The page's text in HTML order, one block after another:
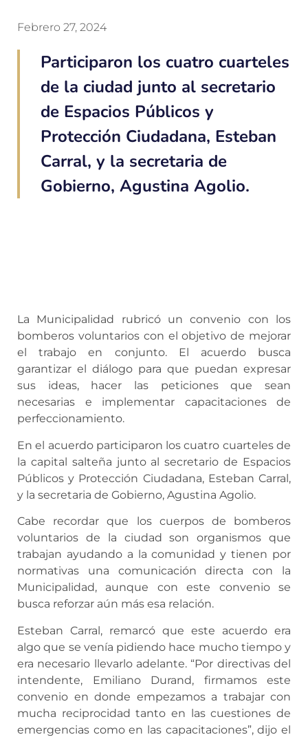
Febrero 27, 2024
Participaron los cuatro cuarteles
de la ciudad junto al secretario
de Espacios Públicos y
Protección Ciudadana, Esteban
Carral, y la secretaria de
Gobierno, Agustina Agolio.
La Municipalidad rubricó un convenio con los
bomberos voluntarios con el objetivo de mejorar
el trabajo en conjunto. El acuerdo busca
garantizar el diálogo para que puedan expresar
sus ideas, hacer las peticiones que sean
necesarias e implementar capacitaciones de
perfeccionamiento.
En el acuerdo participaron los cuatro cuarteles de
la capital salteña junto al secretario de Espacios
Públicos y Protección Ciudadana, Esteban Carral,
y la secretaria de Gobierno, Agustina Agolio.
Cabe recordar que los cuerpos de bomberos
voluntarios de la ciudad son organismos que
trabajan ayudando a la comunidad y tienen por
normativas una comunicación directa con la
Municipalidad, aunque con este convenio se
busca reforzar aún más esa relación.
Esteban Carral, remarcó que este acuerdo era
algo que se venía pidiendo hace mucho tiempo y
era necesario llevarlo adelante. “Por directivas del
intendente, Emiliano Durand, firmamos este
convenio en donde empezamos a trabajar con
mucha reciprocidad tanto en las cuestiones de
emergencias como en las capacitaciones”, dijo el